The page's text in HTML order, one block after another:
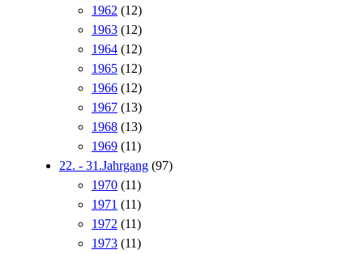
1962 (12)
1963 (12)
1964 (12)
1965 (12)
1966 (12)
1967 (13)
1968 (13)
1969 (11)
22. - 31.Jahrgang (97)
1970 (11)
1971 (11)
1972 (11)
1973 (11)